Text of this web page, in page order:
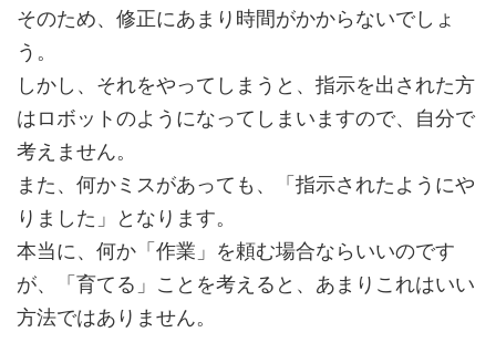
そのため、修正にあまり時間がかからないでしょ
う。
しかし、それをやってしまうと、指示を出された方
はロボットのようになってしまいますので、自分で
考えません。
また、何かミスがあっても、「指示されたようにや
りました」となります。
本当に、何か「作業」を頼む場合ならいいのです
が、「育てる」ことを考えると、あまりこれはいい
方法ではありません。